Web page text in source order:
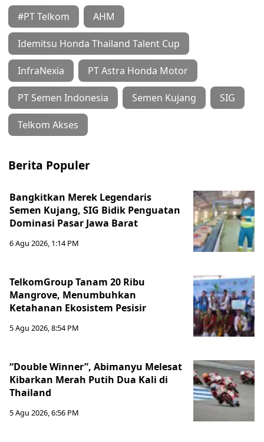
#PT Telkom AHM
Idemitsu Honda Thailand Talent Cup
InfraNexia PT Astra Honda Motor
PT Semen Indonesia Semen Kujang SIG
Telkom Akses
Berita Populer
Bangkitkan Merek Legendaris
Semen Kujang, SIG Bidik Penguatan
Dominasi Pasar Jawa Barat
6 Agu 2026, 1:14 PM
TelkomGroup Tanam 20 Ribu
Mangrove, Menumbuhkan
Ketahanan Ekosistem Pesisir
5 Agu 2026, 8:54 PM
“Double Winner”, Abimanyu Melesat
Kibarkan Merah Putih Dua Kali di
Thailand
5 Agu 2026, 6:56 PM